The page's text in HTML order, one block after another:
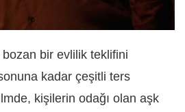
bir evlilik teklifini
kadar çeşitli ters
kişilerin odağı olan aşk